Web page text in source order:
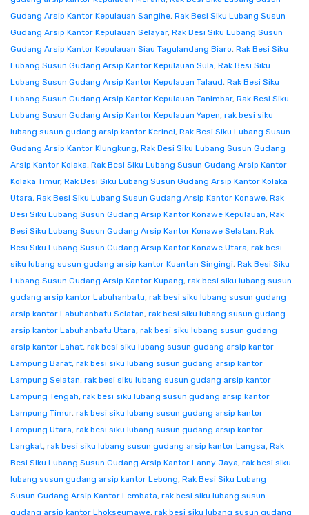
Gudang Arsip Kantor Kepulauan Sangihe, Rak Besi Siku Lubang Susun
Gudang Arsip Kantor Kepulauan Selayar, Rak Besi Siku Lubang Susun
Gudang Arsip Kantor Kepulauan Siau Tagulandang Biaro, Rak Besi Siku
Lubang Susun Gudang Arsip Kantor Kepulauan Sula, Rak Besi Siku
Lubang Susun Gudang Arsip Kantor Kepulauan Talaud, Rak Besi Siku
Lubang Susun Gudang Arsip Kantor Kepulauan Tanimbar, Rak Besi Siku
Lubang Susun Gudang Arsip Kantor Kepulauan Yapen, rak besi siku
lubang susun gudang arsip kantor Kerinci, Rak Besi Siku Lubang Susun
Gudang Arsip Kantor Klungkung, Rak Besi Siku Lubang Susun Gudang
Arsip Kantor Kolaka, Rak Besi Siku Lubang Susun Gudang Arsip Kantor
Kolaka Timur, Rak Besi Siku Lubang Susun Gudang Arsip Kantor Kolaka
Utara, Rak Besi Siku Lubang Susun Gudang Arsip Kantor Konawe, Rak
Besi Siku Lubang Susun Gudang Arsip Kantor Konawe Kepulauan, Rak
Besi Siku Lubang Susun Gudang Arsip Kantor Konawe Selatan, Rak
Besi Siku Lubang Susun Gudang Arsip Kantor Konawe Utara, rak besi
siku lubang susun gudang arsip kantor Kuantan Singingi, Rak Besi Siku
Lubang Susun Gudang Arsip Kantor Kupang, rak besi siku lubang susun
gudang arsip kantor Labuhanbatu, rak besi siku lubang susun gudang
arsip kantor Labuhanbatu Selatan, rak besi siku lubang susun gudang
arsip kantor Labuhanbatu Utara, rak besi siku lubang susun gudang
arsip kantor Lahat, rak besi siku lubang susun gudang arsip kantor
Lampung Barat, rak besi siku lubang susun gudang arsip kantor
Lampung Selatan, rak besi siku lubang susun gudang arsip kantor
Lampung Tengah, rak besi siku lubang susun gudang arsip kantor
Lampung Timur, rak besi siku lubang susun gudang arsip kantor
Lampung Utara, rak besi siku lubang susun gudang arsip kantor
Langkat, rak besi siku lubang susun gudang arsip kantor Langsa, Rak
Besi Siku Lubang Susun Gudang Arsip Kantor Lanny Jaya, rak besi siku
lubang susun gudang arsip kantor Lebong, Rak Besi Siku Lubang
Susun Gudang Arsip Kantor Lembata, rak besi siku lubang susun
gudang arsip kantor Lhokseumawe, rak besi siku lubang susun gudang